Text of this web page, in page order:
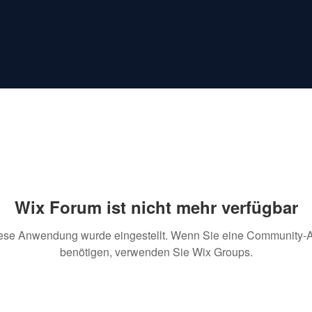
Wix Forum ist nicht mehr verfügbar
Anwendung wurde eingestellt. Wenn Sie eine Community-
benötigen, verwenden Sie Wix Groups.